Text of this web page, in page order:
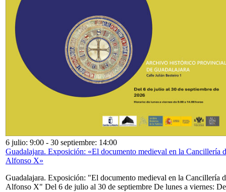
6 julio: 9:00 - 30 septiembre: 14:00
Guadalajara. Exposición: «El documento medieval en la Cancillería
Alfonso X»
Guadalajara. Exposición: "El documento medieval en la Cancillería
Alfonso X" Del 6 de julio al 30 de septiembre De lunes a viernes: De